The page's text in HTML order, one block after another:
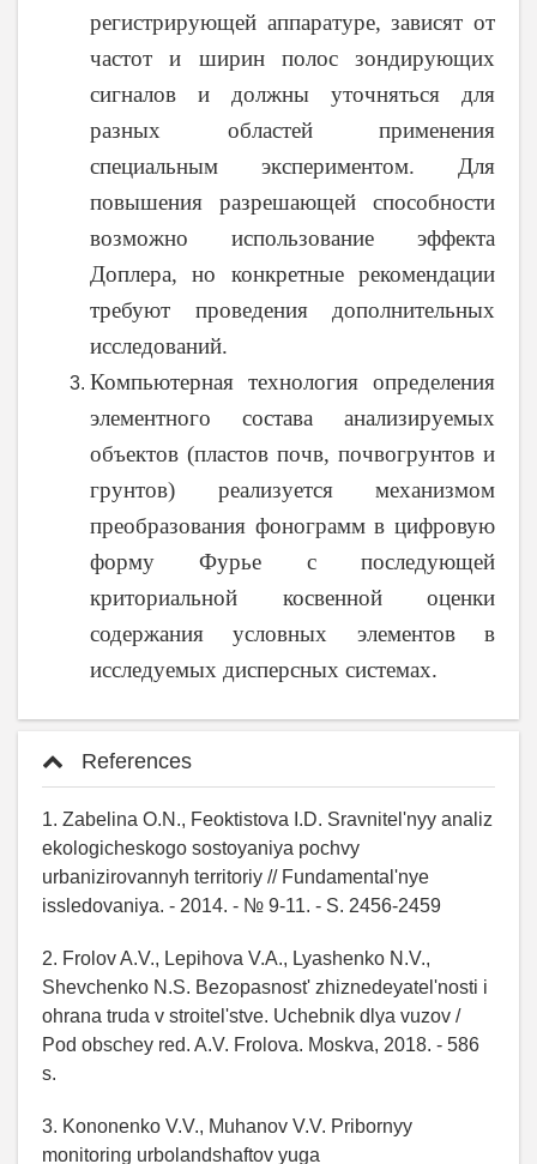
регистрирующей аппаратуре, зависят от
частот и ширин полос зондирующих
сигналов и должны уточняться для
разных областей применения
специальным экспериментом. Для
повышения разрешающей способности
возможно использование эффекта
Доплера, но конкретные рекомендации
требуют проведения дополнительных
исследований.
Компьютерная технология определения
элементного состава анализируемых
объектов (пластов почв, почвогрунтов и
грунтов) реализуется механизмом
преобразования фонограмм в цифровую
форму Фурье с последующей
криториальной косвенной оценки
содержания условных элементов в
исследуемых дисперсных системах.
References
1. Zabelina O.N., Feoktistova I.D. Sravnitel'nyy analiz
ekologicheskogo sostoyaniya pochvy
urbanizirovannyh territoriy // Fundamental'nye
issledovaniya. - 2014. - № 9-11. - S. 2456-2459
2. Frolov A.V., Lepihova V.A., Lyashenko N.V.,
Shevchenko N.S. Bezopasnost' zhiznedeyatel'nosti i
ohrana truda v stroitel'stve. Uchebnik dlya vuzov /
Pod obschey red. A.V. Frolova. Moskva, 2018. - 586
s.
3. Kononenko V.V., Muhanov V.V. Pribornyy
monitoring urbolandshaftov yuga